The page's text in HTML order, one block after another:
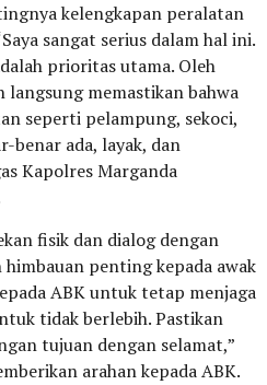
kelengkapan peralatan
sangat serius dalam hal ini.
prioritas utama. Oleh
memastikan bahwa
seperti pelampung, sekoci,
benar ada, layak, dan
Kapolres Marganda
fisik dan dialog dengan
penting kepada awak
ABK untuk tetap menjaga
tidak berlebih. Pastikan
tujuan dengan selamat,”
arahan kepada ABK.